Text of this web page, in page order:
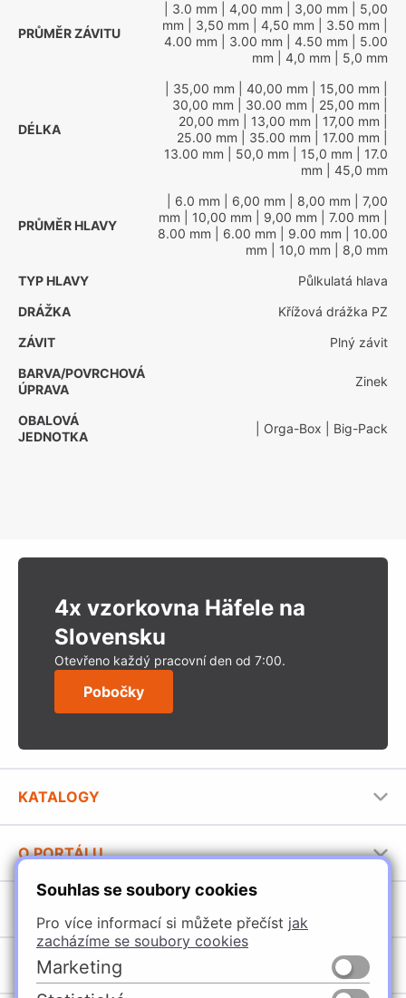
Souhlas se soubory cookies
Pro více informací si můžete přečíst jak
zacházíme se soubory cookies
Marketing
PRŮMĚR ZÁVITU
| 3.0 mm | 4,00 mm | 3,00 mm | 5,00
mm | 3,50 mm | 4,50 mm | 3.50 mm
4.00 mm | 3.00 mm | 4.50 mm | 5.00
mm | 4,0 mm | 5,0 mm
DÉLKA
| 35,00 mm | 40,00 mm | 15,00 mm
30,00 mm | 30.00 mm | 25,00 mm
20,00 mm | 13,00 mm | 17,00 mm
25.00 mm | 35.00 mm | 17.00 mm
13.00 mm | 50,0 mm | 15,0 mm | 17.0
mm | 45,0 mm
PRŮMĚR HLAVY
| 6.0 mm | 6,00 mm | 8,00 mm | 7,00
mm | 10,00 mm | 9,00 mm | 7.00 mm
8.00 mm | 6.00 mm | 9.00 mm | 10.00
mm | 10,0 mm | 8,0 mm
TYP HLAVY
Půlkulatá hlava
DRÁŽKA
Křížová drážka PZ
ZÁVIT
Plný závit
BARVA/POVRCHOVÁ
ÚPRAVA
Zinek
OBALOVÁ
JEDNOTKA
| Orga-Box | Big-Pack
4x vzorkovna Häfele na
Slovensku
Otevřeno každý pracovní den od 7:00.
Pobočky
KATALOGY
Stavební katalog Häfele
Brožury Häfele
O PORTÁLU
Provozovatel portálu
Jak používat portál
Úchytky
Nábytkové kování
POBOČKY